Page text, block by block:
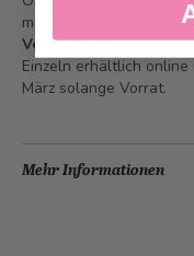
mit Bachmann Logo.
Verfügbarkeit
Einzeln erhältlich
März solange Vorrat.
Mehr Informationen